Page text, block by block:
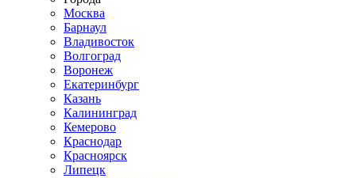
Москва
Барнаул
Владивосток
Волгоград
Воронеж
Екатеринбург
Казань
Калининград
Кемерово
Краснодар
Красноярск
Липецк